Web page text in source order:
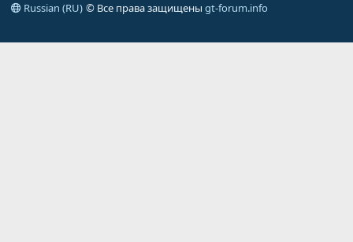
Russian (RU) © Все права защищены gt-forum.info